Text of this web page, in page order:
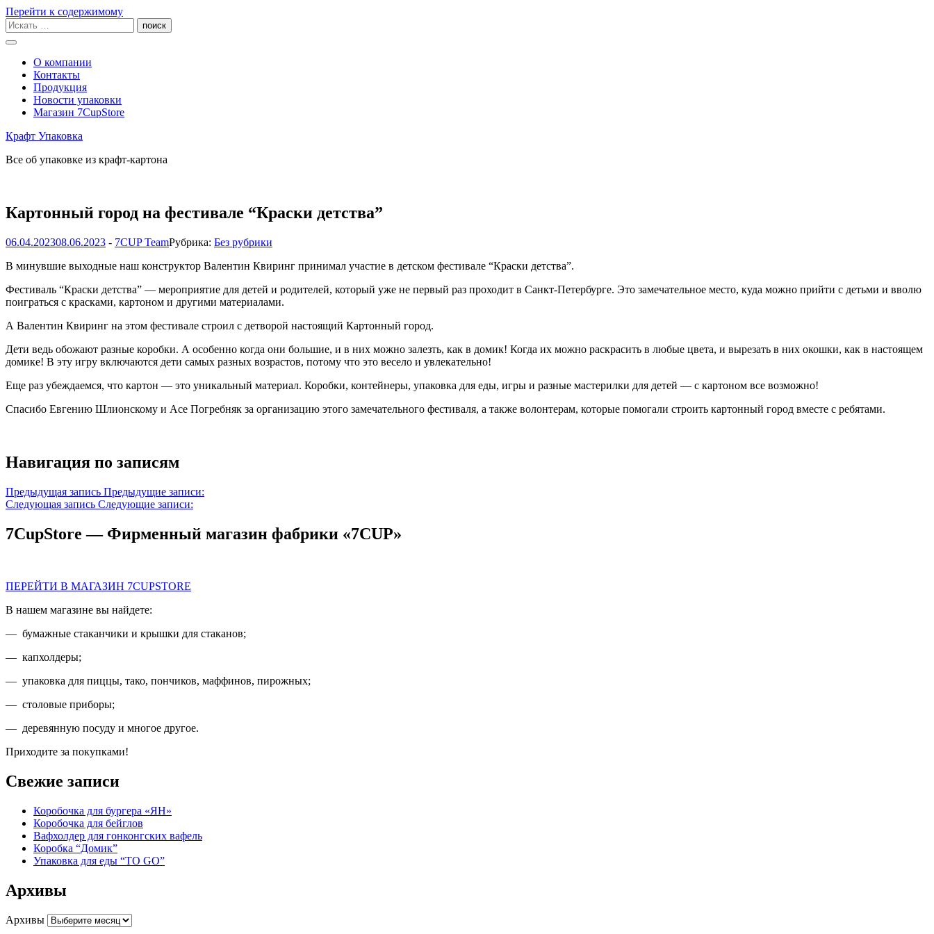
Перейти к содержимому
О компании
Контакты
Продукция
Новости упаковки
Магазин 7CupStore
Крафт Упаковка
Все об упаковке из крафт-картона
Картонный город на фестивале “Краски детства”
06.04.202308.06.2023 - 7CUP TeamРубрика: Без рубрики
В минувшие выходные наш конструктор Валентин Квиринг принимал участие в детском фестивале “Краски детства”.
Фестиваль “Краски детства” — мероприятие для детей и родителей, который уже не первый раз проходит в Санкт-Петербурге. Это замечательное место, куда можно прийти с детьми и вволю
поиграться с красками, картоном и другими материалами.
А Валентин Квиринг на этом фестивале строил с детворой настоящий Картонный город.
Дети ведь обожают разные коробки. А особенно когда они большие, и в них можно залезть, как в домик! Когда их можно раскрасить в любые цвета, и вырезать в них окошки, как в настоящем
домике! В эту игру включаются дети самых разных возрастов, потому что это весело и увлекательно!
Еще раз убеждаемся, что картон — это уникальный материал. Коробки, контейнеры, упаковка для еды, игры и разные мастерилки для детей — с картоном все возможно!
Спасибо Евгению Шлионскому и Асе Погребняк за организацию этого замечательного фестиваля, а также волонтерам, которые помогали строить картонный город вместе с ребятами.
Навигация по записям
Предыдущая запись Предыдущие записи:
Следующая запись Следующие записи:
7CupStore — Фирменный магазин фабрики «7CUP»
ПЕРЕЙТИ В МАГАЗИН 7CUPSTORE
В нашем магазине вы найдете:
— бумажные стаканчики и крышки для стаканов;
— капхолдеры;
— упаковка для пиццы, тако, пончиков, маффинов, пирожных;
— столовые приборы;
— деревянную посуду и многое другое.
Приходите за покупками!
Свежие записи
Коробочка для бургера «ЯН»
Коробочка для бейглов
Вафхолдер для гонконгских вафель
Коробка “Домик”
Упаковка для еды “TO GO”
Архивы
Архивы